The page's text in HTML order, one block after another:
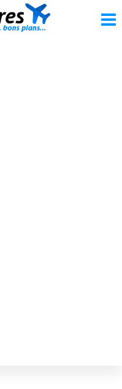
Vacances
scolaires